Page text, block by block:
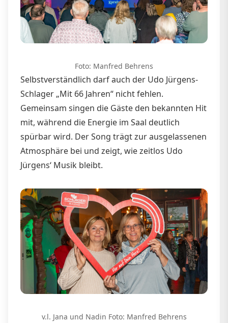
Foto: Manfred Behrens
Selbstverständlich darf auch der Udo Jürgens-
Schlager „Mit 66 Jahren“ nicht fehlen.
Gemeinsam singen die Gäste den bekannten Hit
mit, während die Energie im Saal deutlich
spürbar wird. Der Song trägt zur ausgelassenen
Atmosphäre bei und zeigt, wie zeitlos Udo
Jürgens‘ Musik bleibt.
v.l. Jana und Nadin Foto: Manfred Behrens